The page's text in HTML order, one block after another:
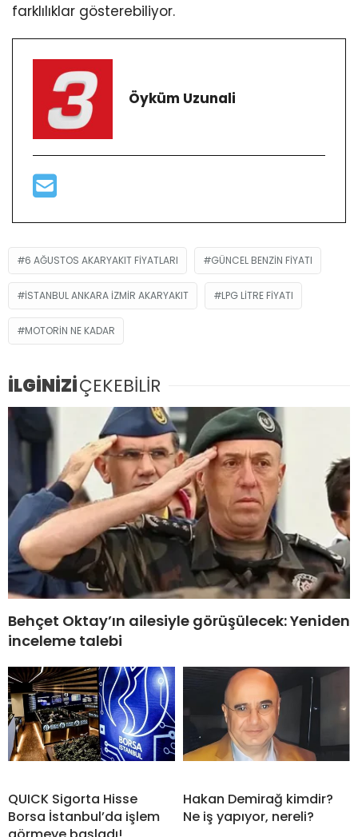
farklılıklar gösterebiliyor.
Öyküm Uzunali
6 AĞUSTOS AKARYAKIT FIYATLARI GÜNCEL BENZIN FIYATI
ISTANBUL ANKARA IZMIR AKARYAKIT LPG LITRE FIYATI
MOTORIN NE KADAR
İLGİNİZİÇEKEBİLİR
Behçet Oktay’ın ailesiyle görüşülecek: Yeniden
inceleme talebi
QUICK Sigorta Hisse
Borsa İstanbul’da işlem
Hakan Demirağ kimdir?
Ne iş yapıyor, nereli?